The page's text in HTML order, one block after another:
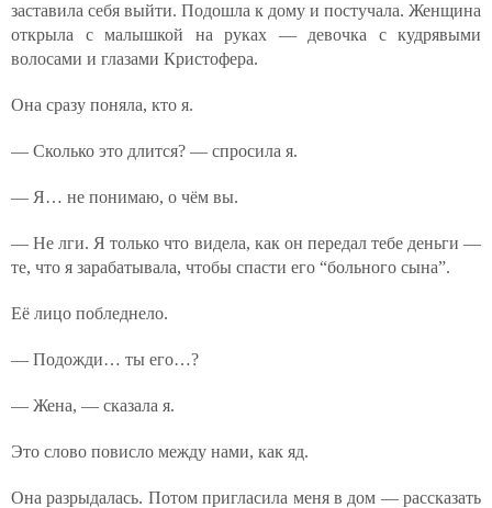
заставила себя выйти. Подошла к дому и постучала. Женщина
открыла с малышкой на руках — девочка с кудрявыми
волосами и глазами Кристофера.
Она сразу поняла, кто я.
— Сколько это длится? — спросила я.
— Я… не понимаю, о чём вы.
— Не лги. Я только что видела, как он передал тебе деньги —
те, что я зарабатывала, чтобы спасти его “больного сына”.
Её лицо побледнело.
— Подожди… ты его…?
— Жена, — сказала я.
Это слово повисло между нами, как яд.
Она разрыдалась. Потом пригласила меня в дом — рассказать